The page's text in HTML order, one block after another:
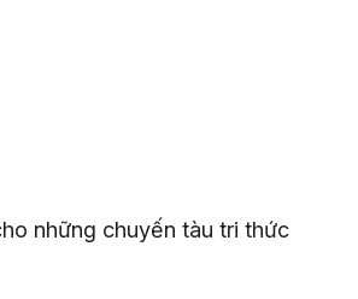
những chuyến tàu tri thức